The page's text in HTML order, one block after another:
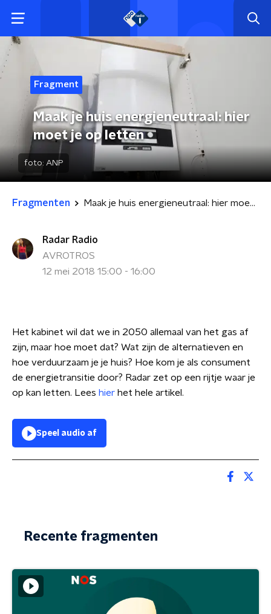
Fragment
Maak je huis energieneutraal: hier
moet je op letten
foto: ANP
Fragmenten Maak je huis energieneutraal: hier moet je op letten
Radar Radio
AVROTROS
12 mei 2018 15:00 - 16:00
Het kabinet wil dat we in 2050 allemaal van het gas af
zijn, maar hoe moet dat? Wat zijn de alternatieven en
hoe verduurzaam je je huis? Hoe kom je als consument
de energietransitie door? Radar zet op een rijtje waar je
op kan letten. Lees hier het hele artikel.
Speel audio af
Recente fragmenten